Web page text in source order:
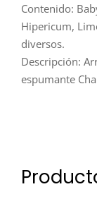
Contenido:
Hipericum,
diversos.
Descripción:
espumante